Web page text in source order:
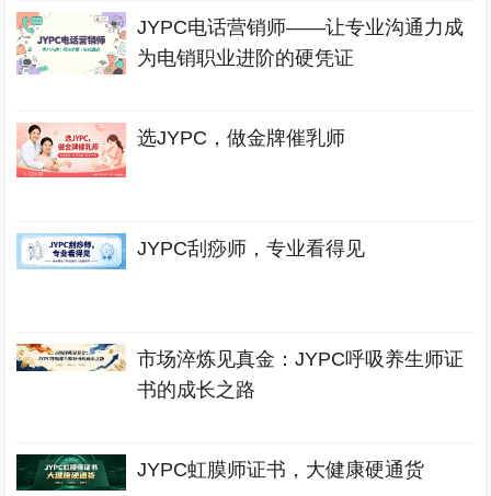
JYPC电话营销师——让专业沟通力成
为电销职业进阶的硬凭证
选JYPC，做金牌催乳师
JYPC刮痧师，专业看得见
市场淬炼见真金：JYPC呼吸养生师证
书的成长之路
JYPC虹膜师证书，大健康硬通货